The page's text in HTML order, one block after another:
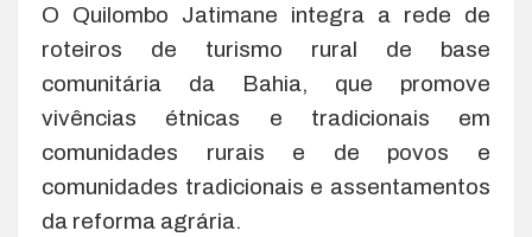
O Quilombo Jatimane integra a rede de
roteiros de turismo rural de base
comunitária da Bahia, que promove
vivências étnicas e tradicionais em
comunidades rurais e de povos e
comunidades tradicionais e assentamentos
da reforma agrária.